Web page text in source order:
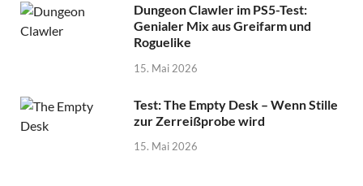
Dungeon Clawler im PS5-Test:
Genialer Mix aus Greifarm und
Roguelike
15. Mai 2026
Test: The Empty Desk – Wenn Stille
zur Zerreißprobe wird
15. Mai 2026